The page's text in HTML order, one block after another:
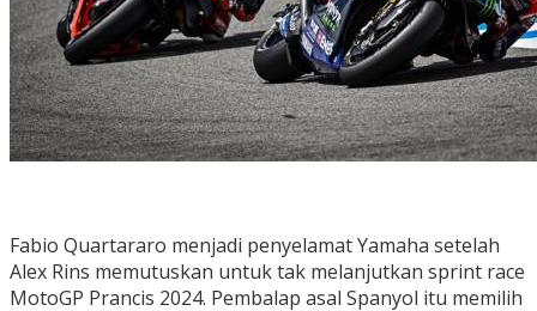
Fabio Quartararo menjadi penyelamat Yamaha setelah
Alex Rins memutuskan untuk tak melanjutkan sprint race
MotoGP Prancis 2024. Pembalap asal Spanyol itu memilih